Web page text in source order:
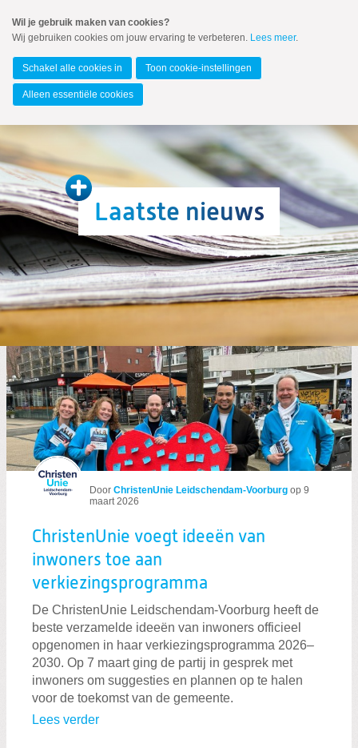
naar
Spring
de
inhoud
Spring
naar
Leidschendam-Voorburg
MENU
Zoeken
Laatste nieuws
Nieuws
Door ChristenUnie Leidschendam-Voorburg op 9
maart 2026
ChristenUnie voegt ideeën van
inwoners toe aan
verkiezingsprogramma
De ChristenUnie Leidschendam-Voorburg heeft de
beste verzamelde ideeën van inwoners officieel
opgenomen in haar verkiezingsprogramma 2026–
2030. Op 7 maart ging de partij in gesprek met
inwoners om suggesties en plannen op te halen
voor de toekomst van de gemeente.
Lees verder
Wil je gebruik maken van cookies?
Wij gebruiken cookies om jouw ervaring te verbeteren. Lees meer.
Schakel alle cookies in Toon cookie-instellingen
Alleen essentiële cookies